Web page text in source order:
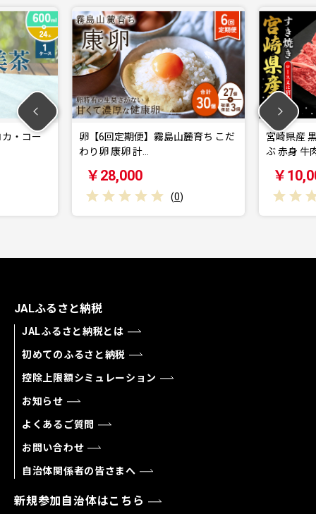
霧島山麓育ち こだ
宮崎県産 黒牛 すき焼き しゃぶしゃ
ぶ 赤身 牛肉…
￥10,000
JALふるさと納税
JALふるさと納税とは
初めてのふるさと納税
控除上限額シミュレーション
お知らせ
よくあるご質問
お問い合わせ
自治体関係者の皆さまへ
新規参加自治体はこちら